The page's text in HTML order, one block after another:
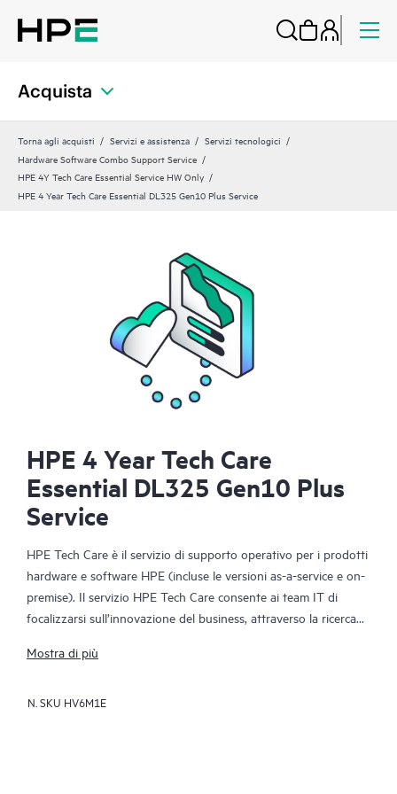
Acquista
Torna agli acquisti Servizi e assistenza
Servizi tecnologici
Hardware Software Combo Support Service
HPE 4Y Tech Care Essential Service HW Only
HPE 4 Year Tech Care Essential DL325 Gen10 Plus Service
HPE 4 Year Tech Care
Essential DL325 Gen10 Plus
Service
HPE Tech Care è il servizio di supporto operativo per i prodotti
hardware e software HPE (incluse le versioni as-a-service e on-
premise). Il servizio HPE Tech Care consente ai team IT di
focalizzarsi sull’innovazione del business, attraverso la ricerca
semplice risposta reattiva ai problemi.
Il servizio HPE Tech Care offre accesso diretto a specialisti dei
Mostra di più
N. SKU HV6M1E